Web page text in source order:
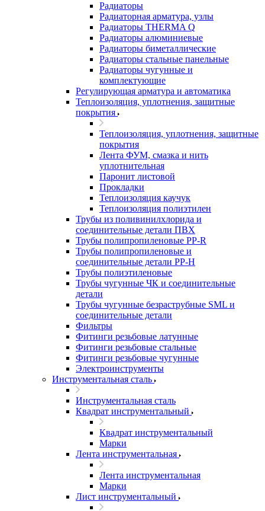
Радиаторы
Радиаторная арматура, узлы
Радиаторы THERMA Q
Радиаторы алюминиевые
Радиаторы биметаллические
Радиаторы стальные панельные
Радиаторы чугунные и
комплектующие
Регулирующая арматура и автоматика
Теплоизоляция, уплотнения, защитные
покрытия
Теплоизоляция, уплотнения, защитные
покрытия
Лента ФУМ, смазка и нить
уплотнительная
Паронит листовой
Прокладки
Теплоизоляция каучук
Теплоизоляция полиэтилен
Трубы из поливинилхлорида и
соединительные детали ПВХ
Трубы полипропиленовые PP-R
Трубы полипропиленовые и
соединительные детали PP-H
Трубы полиэтиленовые
Трубы чугунные ЧК и соединительные
детали
Трубы чугунные безраструбные SML и
соединительные детали
Фильтры
Фитинги резьбовые латунные
Фитинги резьбовые стальные
Фитинги резьбовые чугунные
Электроинструменты
Инструментальная сталь
Инструментальная сталь
Квадрат инструментальный
Квадрат инструментальный
Марки
Лента инструментальная
Лента инструментальная
Марки
Лист инструментальный